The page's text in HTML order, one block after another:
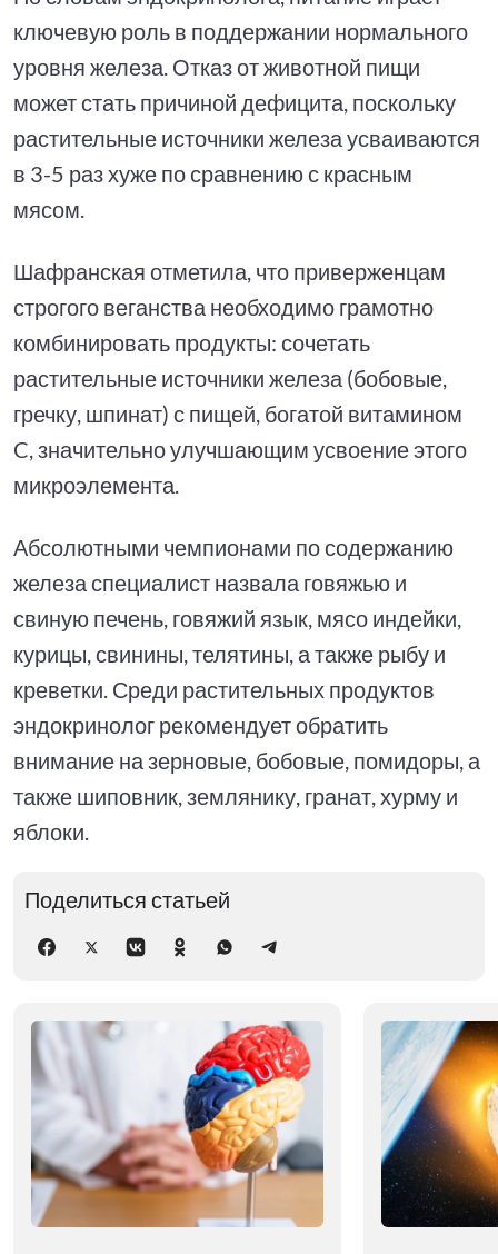
ключевую роль в поддержании нормального
уровня железа. Отказ от животной пищи
может стать причиной дефицита, поскольку
растительные источники железа усваиваются
в 3-5 раз хуже по сравнению с красным
мясом.
Шафранская отметила, что приверженцам
строгого веганства необходимо грамотно
комбинировать продукты: сочетать
растительные источники железа (бобовые,
гречку, шпинат) с пищей, богатой витамином
C, значительно улучшающим усвоение этого
микроэлемента.
Абсолютными чемпионами по содержанию
железа специалист назвала говяжью и
свиную печень, говяжий язык, мясо индейки,
курицы, свинины, телятины, а также рыбу и
креветки. Среди растительных продуктов
эндокринолог рекомендует обратить
внимание на зерновые, бобовые, помидоры, а
также шиповник, землянику, гранат, хурму и
яблоки.
Поделиться статьей